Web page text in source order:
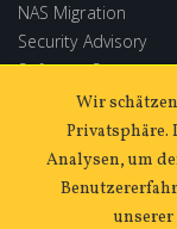
NAS Migration
Security Advisory
Software Store
Extended Warranty
Wir
Privatsphäre.
Analysen, um
unserer